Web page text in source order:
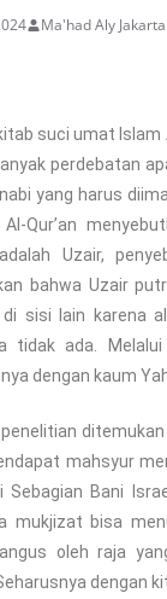
Ma'had Aly Jakarta
suci umat
perdebatan
yang harus
Qur’an
Uzair,
bahwa Uzair
sisi lain karena
tidak ada.
dengan kaum
mahsyur
Sebagian Bani
mukjizat bisa
oleh raja
dengan